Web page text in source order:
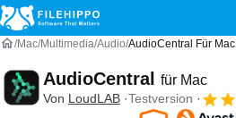
Mac Multimedia Audio AudioCentral Für Mac
AudioCentral für Mac
Von LoudLAB Testversion